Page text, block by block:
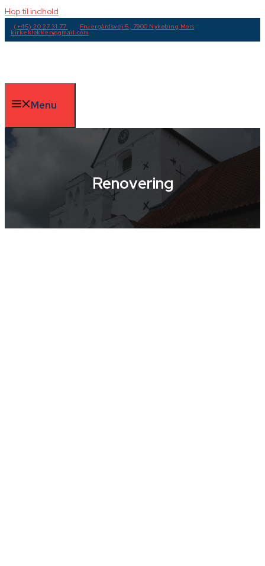
Hop til indhold
(+45) 20 27 31 77
Fruergårdsvej 5, 7900 Nykøbing Mors
kirkeklokken@gmail.com
Menu
Renovering